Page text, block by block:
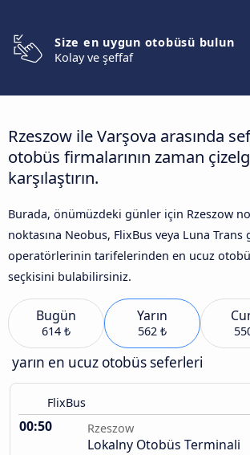
Size en uygun otobüsü bulun
Kolay ve şeffaf
Rzeszow ile Varşova arasında
otobüs firmalarının zaman
karşılaştırın.
Burada, önümüzdeki günler için Rzeszow
noktasına Neobus, FlixBus veya Luna
operatörlerinin tarifelerinden en ucuz
seçkisini bulabilirsiniz.
Bugün
614 ₺
Yarın
562 ₺
yarın en ucuz otobüs seferleri
FlixBus
00:50 Rzeszow
Lokalny Otobüs Terminali